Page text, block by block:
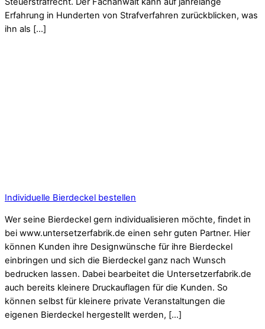
Erfahrung in Hunderten von Strafverfahren zurückblicken, was
ihn als […]
Individuelle Bierdeckel bestellen
Wer seine Bierdeckel gern individualisieren möchte, findet in
bei www.untersetzerfabrik.de einen sehr guten Partner. Hier
können Kunden ihre Designwünsche für ihre Bierdeckel
einbringen und sich die Bierdeckel ganz nach Wunsch
bedrucken lassen. Dabei bearbeitet die Untersetzerfabrik.de
auch bereits kleinere Druckauflagen für die Kunden. So
können selbst für kleinere private Veranstaltungen die
eigenen Bierdeckel hergestellt werden, […]